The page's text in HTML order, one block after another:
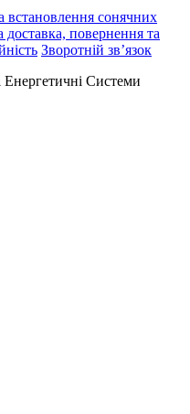
встановлення сонячних
доставка, повернення та
Зворотній зв’язок
Системи